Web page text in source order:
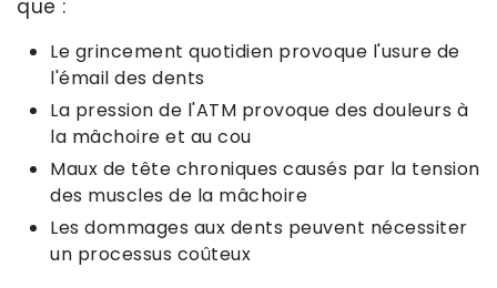
que :
Le grincement quotidien provoque l'usure de
l'émail des dents
La pression de l'ATM provoque des douleurs à
la mâchoire et au cou
Maux de tête chroniques causés par la tension
des muscles de la mâchoire
Les dommages aux dents peuvent nécessiter
un processus coûteux